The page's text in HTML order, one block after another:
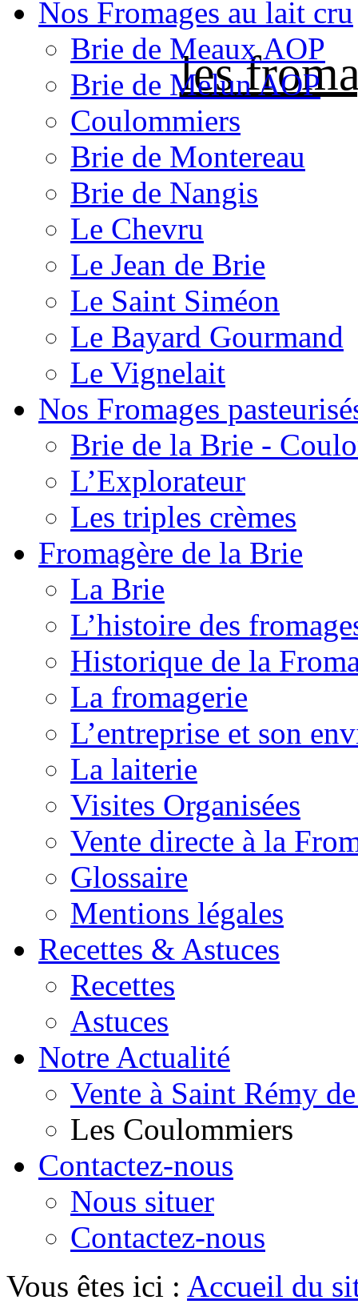
les
Nos Fromages au lait cru
Brie de Meaux AOP
Brie de Melun AOP
Coulommiers
Brie de Montereau
Brie de Nangis
Le Chevru
Le Jean de Brie
Le Saint Siméon
Le Bayard Gourmand
Le Vignelait
Nos Fromages
Brie de la Brie -
L’Explorateur
Les triples crèmes
Fromagère de la Brie
La Brie
L’histoire des
Historique de la
La fromagerie
L’entreprise et son
La laiterie
Visites Organisées
Vente directe à la
Glossaire
Mentions légales
Recettes & Astuces
Recettes
Astuces
Notre Actualité
Vente à Saint Rémy
Les Coulommiers
Contactez-nous
Nous situer
Contactez-nous
Vous êtes ici : Accueil du